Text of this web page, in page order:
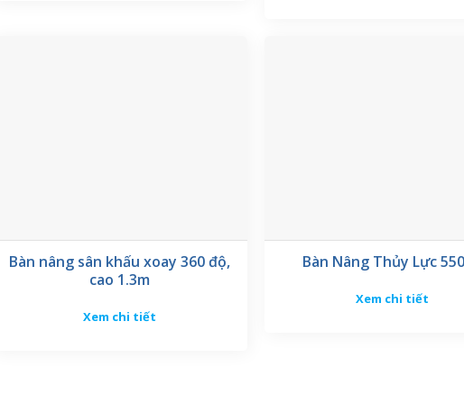
Bàn nâng sân khấu xoay 360 độ,
cao 1.3m
Xem chi tiết
Bàn Nâng Thủy Lực
Xem chi tiết